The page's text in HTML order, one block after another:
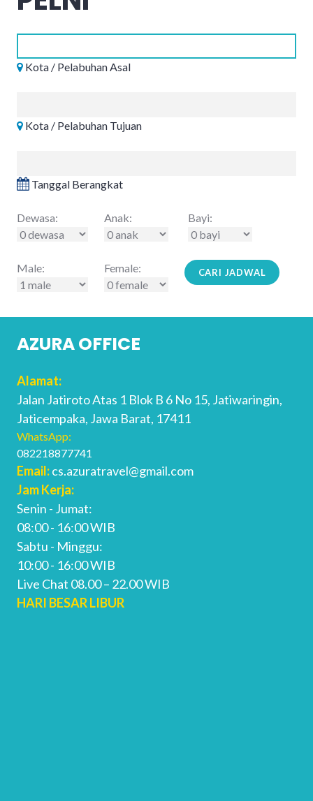
Kota / Pelabuhan Asal
Kota / Pelabuhan Tujuan
Tanggal Berangkat
Dewasa: Anak: Bayi:
Male: Female:
AZURA OFFICE
Alamat:
Jalan Jatiroto Atas 1 Blok B 6 No 15, Jatiwaringin,
Jaticempaka, Jawa Barat, 17411
WhatsApp:
082218877741
Email:cs.azuratravel@gmail.com
Jam Kerja:
Senin - Jumat:
08:00 - 16:00 WIB
Sabtu - Minggu:
10:00 - 16:00 WIB
Live Chat 08.00 – 22.00 WIB
HARI BESAR LIBUR